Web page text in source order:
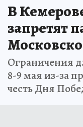
В
запретят
Ограничения
8-9 мая из-за
честь Дня